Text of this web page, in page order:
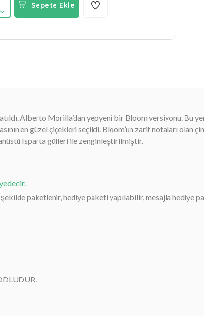
Sepete Ekle
Alberto Morilla’dan yepyeni bir Bloom versiyonu. Bu
en güzel çiçekleri seçildi. Bloom’un zarif notaları olan
Isparta gülleri ile zenginleştirilmiştir.
paketlenir, hediye paketi yapılabilir, mesajla hediye